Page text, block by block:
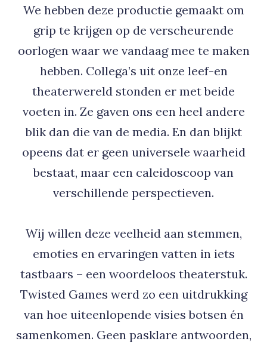
We hebben deze productie gemaakt om
grip te krijgen op de verscheurende
oorlogen waar we vandaag mee te maken
hebben. Collega’s uit onze leef-en
theaterwereld stonden er met beide
voeten in. Ze gaven ons een heel andere
blik dan die van de media. En dan blijkt
opeens dat er geen universele waarheid
bestaat, maar een caleidoscoop van
verschillende perspectieven.
Wij willen deze veelheid aan stemmen,
emoties en ervaringen vatten in iets
tastbaars – een woordeloos theaterstuk.
Twisted Games werd zo een uitdrukking
van hoe uiteenlopende visies botsen én
samenkomen. Geen pasklare antwoorden,